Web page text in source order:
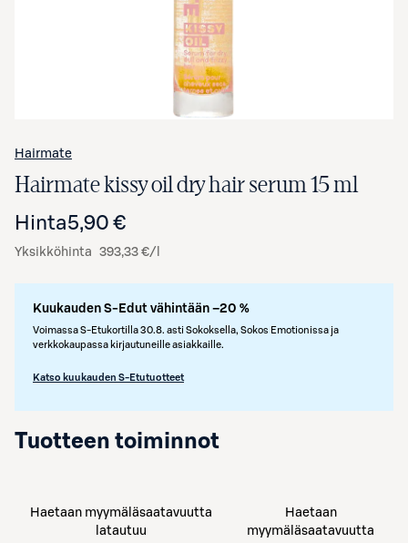
Hairmate
Hairmate kissy oil dry hair serum 15 ml
Hinta5,90 €
Yksikköhinta 393,33 €/l
Kuukauden S-Edut vähintään –20 %
Voimassa S-Etukortilla 30.8. asti Sokoksella, Sokos Emotionissa ja
verkkokaupassa kirjautuneille asiakkaille.
Katso kuukauden S-Etutuotteet
Tuotteen toiminnot
Haetaan myymäläsaatavuutta
latautuu
Haetaan
myymäläsaatavuutta